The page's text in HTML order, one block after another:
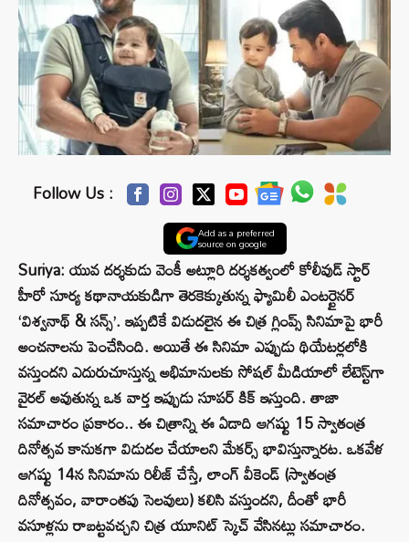
Follow Us :
Add as a preferred
source on google
Suriya: యువ దర్శకుడు వెంకీ అట్లూరి దర్శకత్వంలో కోలీవుడ్ స్టార్
హీరో సూర్య కథానాయకుడిగా తెరకెక్కుతున్న ఫ్యామిలీ ఎంటర్టైనర్
‘విశ్వనాథ్ & సన్స్’. ఇప్పటికే విడుదలైన ఈ చిత్ర గ్లింప్స్ సినిమాపై భారీ
అంచనాలను పెంచేసింది. అయితే ఈ సినిమా ఎప్పుడు థియేటర్లలోకి
వస్తుందని ఎదురుచూస్తున్న అభిమానులకు సోషల్ మీడియాలో లేటెస్ట్‌గా
వైరల్ అవుతున్న ఒక వార్త ఇప్పుడు సూపర్ కిక్ ఇస్తుంది. తాజా
సమాచారం ప్రకారం.. ఈ చిత్రాన్ని ఈ ఏడాది ఆగష్టు 15 స్వాతంత్ర
దినోత్సవ కానుకగా విడుదల చేయాలని మేకర్స్ భావిస్తున్నారట. ఒకవేళ
ఆగష్టు 14న సినిమాను రిలీజ్ చేస్తే, లాంగ్ వీకెండ్ (స్వాతంత్ర
దినోత్సవం, వారాంతపు సెలవులు) కలిసి వస్తుందని, దీంతో భారీ
వసూళ్లను రాబట్టవచ్చని చిత్ర యూనిట్ స్కెచ్ వేసినట్లు సమాచారం.